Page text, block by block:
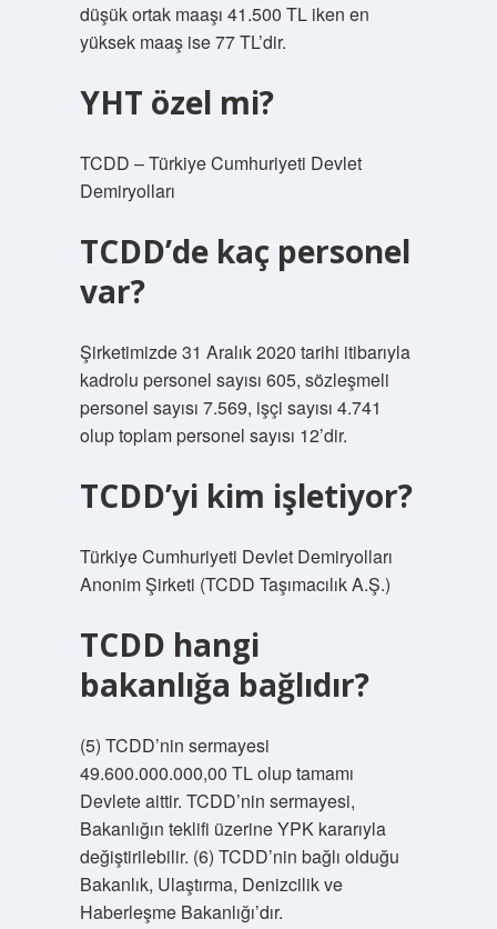
düşük ortak maaşı 41.500 TL iken en
yüksek maaş ise 77 TL’dir.
YHT özel mi?
TCDD – Türkiye Cumhuriyeti Devlet
Demiryolları
TCDD’de kaç personel
var?
Şirketimizde 31 Aralık 2020 tarihi itibarıyla
kadrolu personel sayısı 605, sözleşmeli
personel sayısı 7.569, işçi sayısı 4.741
olup toplam personel sayısı 12’dir.
TCDD’yi kim işletiyor?
Türkiye Cumhuriyeti Devlet Demiryolları
Anonim Şirketi (TCDD Taşımacılık A.Ş.)
TCDD hangi
bakanlığa bağlıdır?
(5) TCDD’nin sermayesi
49.600.000.000,00 TL olup tamamı
Devlete aittir. TCDD’nin sermayesi,
Bakanlığın teklifi üzerine YPK kararıyla
değiştirilebilir. (6) TCDD’nin bağlı olduğu
Bakanlık, Ulaştırma, Denizcilik ve
Haberleşme Bakanlığı’dır.